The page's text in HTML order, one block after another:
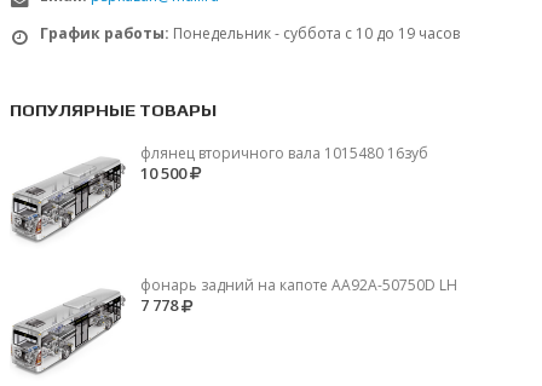
График работы: Понедельник - суббота с 10 до 19 часов
ПОПУЛЯРНЫЕ ТОВАРЫ
флянец вторичного вала 1015480 16зуб
10 500
фонарь задний на капоте AA92A-50750D LH
7 778